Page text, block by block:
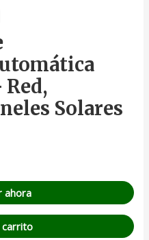
Red,
Solares
ahora
carrito